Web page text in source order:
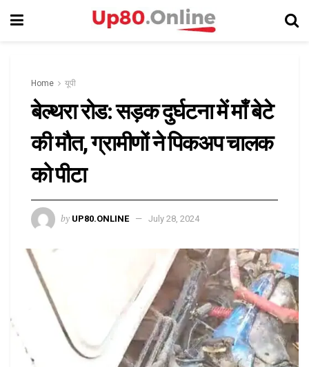
Home यूपी
बेल्थरा रोड: सड़क दुर्घटना में माँ बेटे
की मौत, ग्रामीणों ने पिकअप चालक
को पीटा
by UP80.ONLINE July 28, 2024